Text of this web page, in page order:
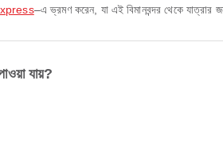
–এ ভ্রমণ করেন, যা এই বিমানবন্দর থেকে যাত্রার
যায়?